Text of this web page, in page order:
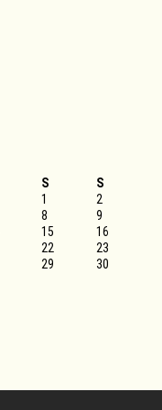
S
S
1
2
8
9
15
16
22
23
29
30